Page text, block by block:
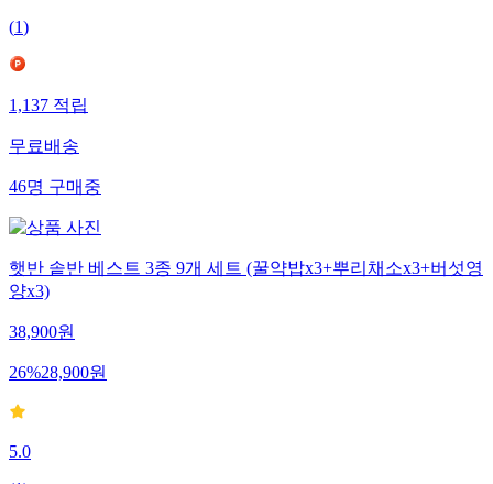
(1)
1,137적립
무료배송
46명구매중
햇반 솥반 베스트 3종 9개 세트 (꿀약밥x3+뿌리채소x3+버섯영
양x3)
38,900원
26%28,900원
5.0